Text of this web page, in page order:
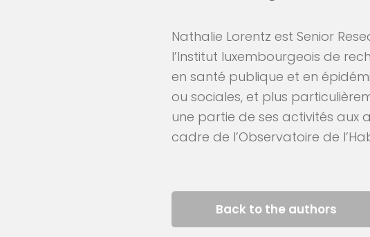
Nathalie Lorentz est Senior
l’Institut luxembourgeois de
en santé publique et en
ou sociales, et plus
une partie de ses activités aux
cadre de l’Observatoire de
Back to the authors